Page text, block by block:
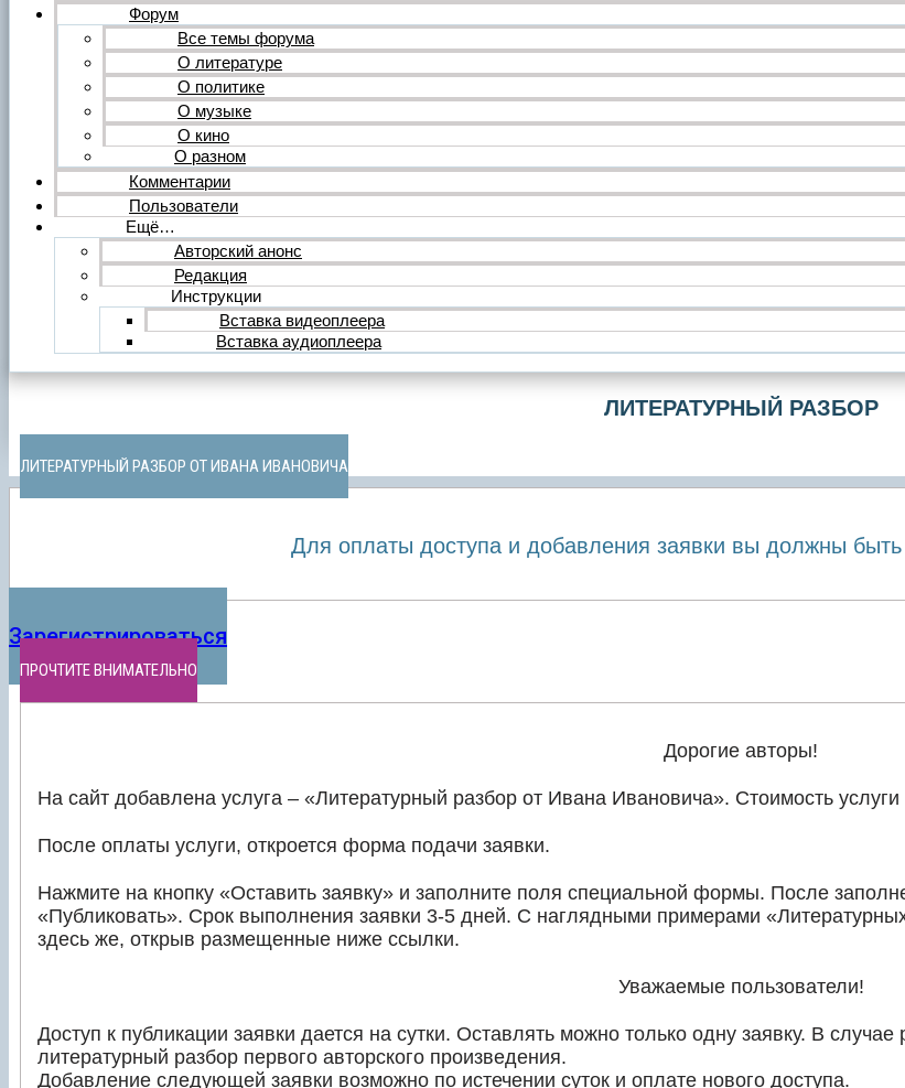
Форум
Все темы форума
О литературе
О политике
О музыке
О кино
О разном
Комментарии
Пользователи
Ещё…
Авторский анонс
Редакция
Инструкции
Вставка видеоплеера
Вставка аудиоплеера
ЛИТЕРАТУРНЫЙ РАЗБОР
ЛИТЕРАТУРНЫЙ РАЗБОР ОТ ИВАНА ИВАНОВИЧА
Для оплаты доступа и добавления заявки вы должны быть
Зарегистрироваться
ПРОЧТИТЕ ВНИМАТЕЛЬНО
Дорогие авторы!
На сайт добавлена услуга – «Литературный разбор от Ивана Ивановича». Стоимость услуги
После оплаты услуги, откроется форма подачи заявки.
Нажмите на кнопку «Оставить заявку» и заполните поля специальной формы. После
«Публиковать». Срок выполнения заявки 3-5 дней. С наглядными примерами
здесь же, открыв размещенные ниже ссылки.
Уважаемые пользователи!
Доступ к публикации заявки дается на сутки. Оставлять можно только одну заявку. В
литературный разбор первого авторского произведения.
Добавление следующей заявки возможно по истечении суток и оплате нового доступа.